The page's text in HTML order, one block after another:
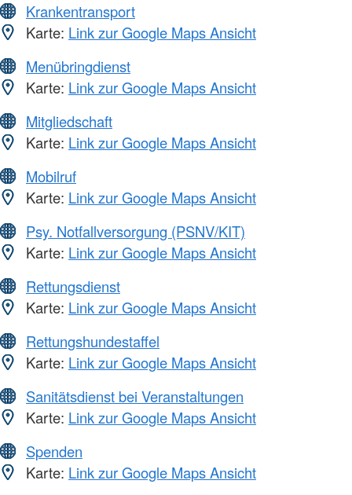
Krankentransport
Karte: Link zur Google Maps Ansicht
Menübringdienst
Karte: Link zur Google Maps Ansicht
Mitgliedschaft
Karte: Link zur Google Maps Ansicht
Mobilruf
Karte: Link zur Google Maps Ansicht
Psy. Notfallversorgung (PSNV/KIT)
Karte: Link zur Google Maps Ansicht
Rettungsdienst
Karte: Link zur Google Maps Ansicht
Rettungshundestaffel
Karte: Link zur Google Maps Ansicht
Sanitätsdienst bei Veranstaltungen
Karte: Link zur Google Maps Ansicht
Spenden
Karte: Link zur Google Maps Ansicht